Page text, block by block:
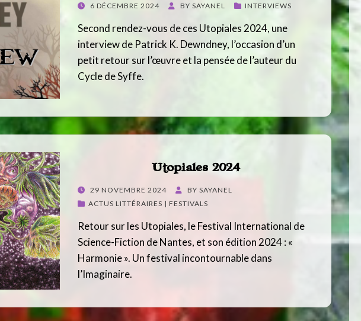
POSTED6 DÉCEMBRE 2024 BY SAYANEL INTERVIEWS
Second rendez-vous de ces Utopiales 2024, une
interview de Patrick K. Dewndney, l’occasion d’un
petit retour sur l’œuvre et la pensée de l’auteur du
Cycle de Syffe.
Utopiales 2024
POSTED
ON
29 NOVEMBRE 2024 BY SAYANEL
ACTUS LITTÉRAIRES | FESTIVALS
Retour sur les Utopiales, le Festival International de
Science-Fiction de Nantes, et son édition 2024 : «
Harmonie ». Un festival incontournable dans
l’Imaginaire.